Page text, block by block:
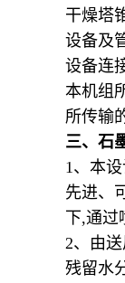
干燥塔
设备及
设备连
本机组
所传输
三、 石
1、本
先进、
下,通过
2、由
残留水